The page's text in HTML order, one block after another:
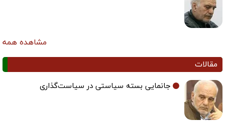
مشاهده همه
مقالات
جانمایی بسته سیاستی در سیاست‌گذاری